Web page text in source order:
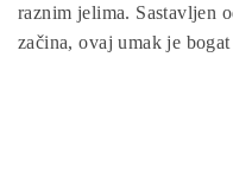
raznim jelima. Sastavljen
začina, ovaj umak je